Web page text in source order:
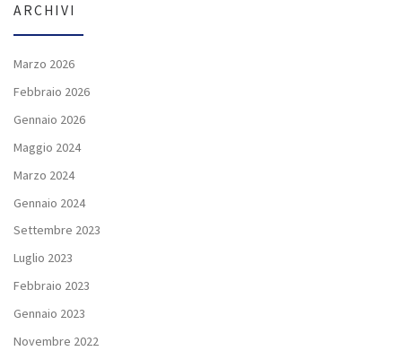
ARCHIVI
Marzo 2026
Febbraio 2026
Gennaio 2026
Maggio 2024
Marzo 2024
Gennaio 2024
Settembre 2023
Luglio 2023
Febbraio 2023
Gennaio 2023
Novembre 2022